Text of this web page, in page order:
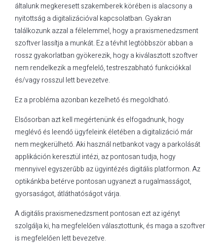
általunk megkeresett szakemberek körében is alacsony a
nyitottság a digitalizációval kapcsolatban. Gyakran
találkozunk azzal a félelemmel, hogy a praxismenedzsment
szoftver lassítja a munkát. Ez a tévhit legtöbbször abban a
rossz gyakorlatban gyökerezik, hogy a kiválasztott szoftver
nem rendelkezik a megfelelő, testreszabható funkciókkal
és/vagy rosszul lett bevezetve.
Ez a probléma azonban kezelhető és megoldható.
Elsősorban azt kell megértenünk és elfogadnunk, hogy
meglévő és leendő ügyfeleink életében a digitalizáció már
nem megkerülhető. Aki használ netbankot vagy a parkolását
applikáción keresztül intézi, az pontosan tudja, hogy
mennyivel egyszerűbb az ügyintézés digitális platformon. Az
optikánkba betérve pontosan ugyanezt a rugalmasságot,
gyorsaságot, átláthatóságot várja.
A digitális praxismenedzsment pontosan ezt az igényt
szolgálja ki, ha megfelelően választottunk, és maga a szoftver
is megfelelően lett bevezetve.